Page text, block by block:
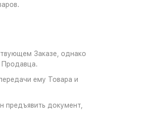
Заказе, однако
Продавца.
ему Товара и
предъявить документ,